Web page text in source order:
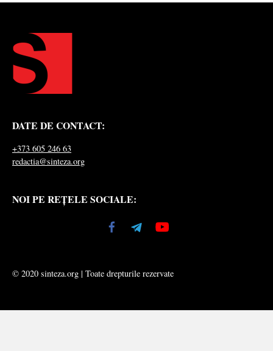
DATE DE CONTACT:
+373 605 246 63
redactia@sinteza.org
NOI PE REȚELE SOCIALE:
© 2020 sinteza.org | Toate drepturile rezervate